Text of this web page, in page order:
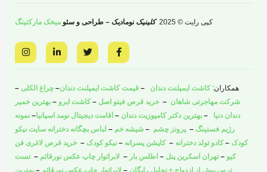
کپی رایت © 2025 کلینیک نومادیک – طراحی و سئو میخک مارکتینگ
F
a
c
o
o
k
-
w
i
e
r
L
i
n
d
-
n
I
n
s
g
r
a
m
همکاران: کاشت ایمپلنت دندان – قیمت کاشت ایمپلنت دندان– چراغ الکلی –
شرکت مهاجرتی شاهان – خرید قرص فیتو اصل –کاشت ابرو – بهترین خمیر
دندان دنیا – بهترین دکتر کامپوزیت دندان – اقامت دیجیتال نومد اسپانیا– نمونه
رژیم فستینگ – پروتز چشم – شیشه خم – لباس بچگانه دخترانه سایت نیکو
کودک –کادو تولد دخترانه –کاپشن پسرانه – نیکو کودک – خرید قرص لاغری فن
کیو –تهران اسکرین پنل – اطلس بار – لابراتوار چاپ عکس نورقائم –تست
ترس پیش از ازدواج + تحلیل رایگان – لابراتوار چاپ عکس نورقائم – بهترین